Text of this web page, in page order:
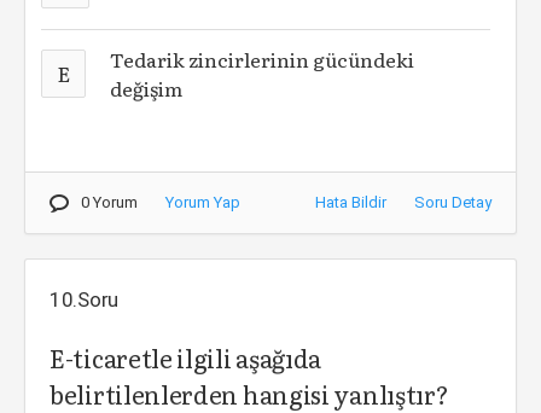
E
Tedarik zincirlerinin gücündeki
değişim
0 Yorum Yorum Yap Hata Bildir Soru Detay
10.Soru
E-ticaretle ilgili aşağıda
belirtilenlerden hangisi yanlıştır?